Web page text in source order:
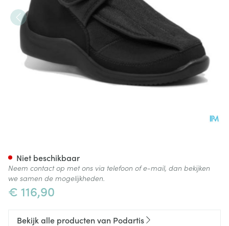
€ 116,90
Niet beschikbaar
Neem contact op met ons via telefoon of e-mail, dan bekijken
we samen de mogelijkheden.
Bekijk alle producten van Podartis